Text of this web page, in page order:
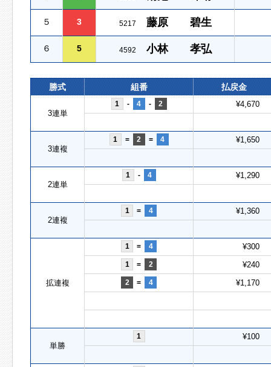
５ 3 5217 藤原 碧生
６ 5 4592 小林 孝弘
勝式 組番 払戻金
3連単
1 - 4 - 2 ¥4,670
3連複
1 = 2 = 4 ¥1,650
2連単
1 - 4 ¥1,290
2連複
1 = 4 ¥1,360
拡連複
1 = 4 ¥300
1 = 2 ¥240
2 = 4 ¥1,170
単勝
1 ¥100